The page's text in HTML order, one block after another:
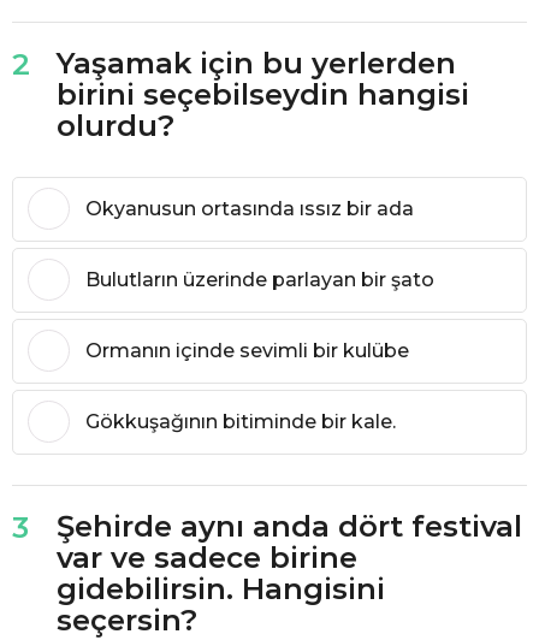
2
Yaşamak için bu yerlerden
birini seçebilseydin hangisi
olurdu?
Okyanusun ortasında ıssız bir ada
Bulutların üzerinde parlayan bir şato
Ormanın içinde sevimli bir kulübe
Gökkuşağının bitiminde bir kale.
3
Şehirde aynı anda dört festival
var ve sadece birine
gidebilirsin. Hangisini
seçersin?